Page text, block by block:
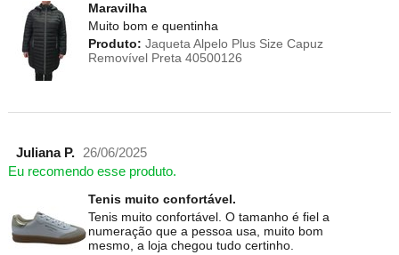
Maravilha
Muito bom e quentinha
Produto: Jaqueta Alpelo Plus Size Capuz
Removível Preta 40500126
Juliana P.
26/06/2025
Eu recomendo esse produto.
Tenis muito confortável.
Tenis muito confortável. O tamanho é fiel a
numeração que a pessoa usa, muito bom
mesmo, a loja chegou tudo certinho.